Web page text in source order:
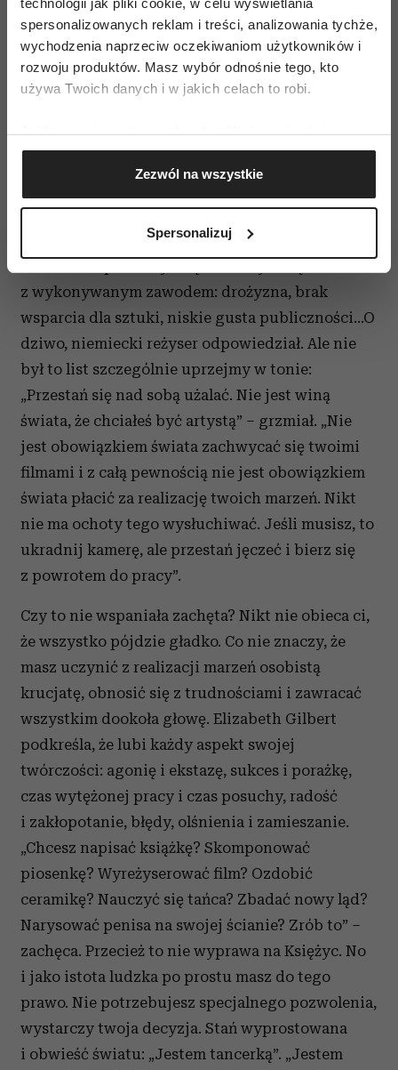
spersonalizowanych reklam i treści, analizowania tychże,
wychodzenia naprzeciw oczekiwaniom użytkowników i
rozwoju produktów. Masz wybór odnośnie tego, kto
używa Twoich danych i w jakich celach to robi.
Jeśli wyrazisz na to zgodę, chcielibyśmy również:
Gromadzić dane dotyczące Twojej lokalizacji
geograficznej z dokładnością nawet do kilku metrów
Identyfikować Twoje urządzenie, aktywnie
(fingerprinting, czyli wirtualny odcisk palca)
dane są przetwarzane oraz ustaw własne preferencje w
sekcji szczegółów
. W Deklaracji plików cookie możesz
zmienić lub wycofać swoją zgodę w dowolnej chwili.
Wykorzystujemy pliki cookie do spersonalizowania treści
i reklam, aby oferować funkcje społecznościowe i
analizować ruch w naszej witrynie. Informacje o tym, jak
korzystasz z naszej witryny, udostępniamy partnerom
społecznościowym, reklamowym i analitycznym.
Partnerzy mogą połączyć te informacje z innymi danymi
otrzymanymi od Ciebie lub uzyskanymi podczas
korzystania z ich usług.
Zezwól na wszystkie
Spersonalizuj
twórczego życia. Najgorsze, co możesz zrobić, to
dołączyć do grona Udręczonych Artystów,
narzekających na to, jaki to świat jest
nieprzychylny, nieżyczliwy i nieczuły. Mylących
A co więcej – szkodliwe. Odstraszasz w ten
sposób natchnienie – twierdzi Gilbert.
Jej znajomy, niezależny filmowiec włoski, napisał
kiedyś list do swojego idola, Wernera Herzoga.
z wykonywanym zawodem: drożyzna, brak
wsparcia dla sztuki, niskie gusta publiczności…O
dziwo, niemiecki reżyser odpowiedział. Ale nie
był to list szczególnie uprzejmy w tonie:
„Przestań się nad sobą użalać. Nie jest winą
świata, że chciałeś być artystą” – grzmiał. „Nie
jest obowiązkiem świata zachwycać się twoimi
filmami i z całą pewnością nie jest obowiązkiem
świata płacić za realizację twoich marzeń. Nikt
nie ma ochoty tego wysłuchiwać. Jeśli musisz, to
ukradnij kamerę, ale przestań jęczeć i bierz się
z powrotem do pracy”.
Czy to nie wspaniała zachęta? Nikt nie obieca ci,
że wszystko pójdzie gładko. Co nie znaczy, że
masz uczynić z realizacji marzeń osobistą
krucjatę, obnosić się z trudnościami i zawracać
wszystkim dookoła głowę. Elizabeth Gilbert
podkreśla, że lubi każdy aspekt swojej
twórczości: agonię i ekstazę, sukces i porażkę,
czas wytężonej pracy i czas posuchy, radość
i zakłopotanie, błędy, olśnienia i zamieszanie.
„Chcesz napisać książkę? Skomponować
piosenkę? Wyreżyserować film? Ozdobić
ceramikę? Nauczyć się tańca? Zbadać nowy ląd?
Narysować penisa na swojej ścianie? Zrób to” –
zachęca. Przecież to nie wyprawa na Księżyc. No
i jako istota ludzka po prostu masz do tego
prawo. Nie potrzebujesz specjalnego pozwolenia,
wystarczy twoja decyzja. Stań wyprostowana
i obwieść światu: „Jestem tancerką”. „Jestem